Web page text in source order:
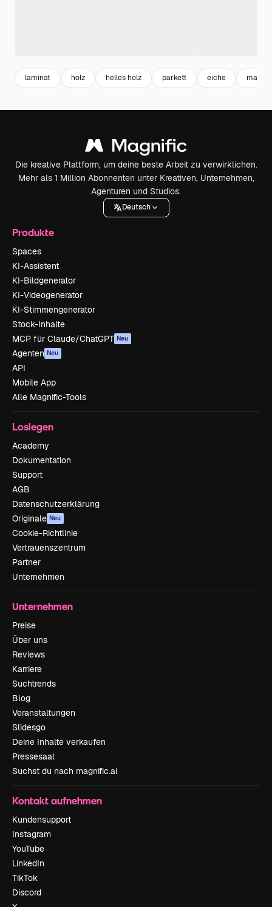
laminat holz helles holz parkett eiche
Die kreative Plattform, um deine beste Arbeit zu verwirklichen.
Mehr als 1 Million Abonnenten unter Kreativen, Unternehmen,
Agenturen und Studios.
Deutsch
Produkte
Spaces
KI-Assistent
KI-Bildgenerator
KI-Videogenerator
KI-Stimmengenerator
Stock-Inhalte
MCP für Claude/ChatGPT Neu
Agenten Neu
API
Mobile App
Alle Magnific-Tools
Loslegen
Academy
Dokumentation
Support
AGB
Datenschutzerklärung
Originale Neu
Cookie-Richtlinie
Vertrauenszentrum
Partner
Unternehmen
Unternehmen
Preise
Über uns
Reviews
Karriere
Suchtrends
Blog
Veranstaltungen
Slidesgo
Deine Inhalte verkaufen
Pressesaal
Suchst du nach magnific.ai
Kontakt aufnehmen
Kundensupport
Instagram
YouTube
LinkedIn
TikTok
Discord